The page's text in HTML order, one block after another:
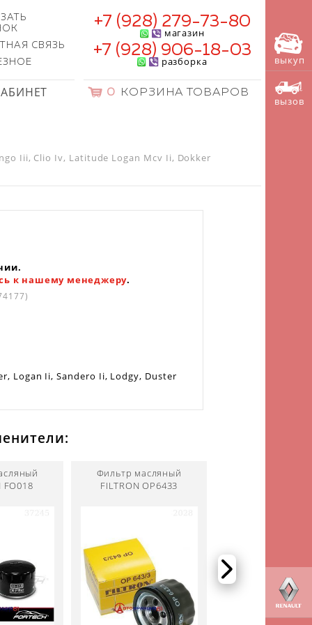
СВЯЗЬ
+7 (928) 279-73-80
магазин
+7 (928) 906-18-03
разборка
0 КОРЗИНА ТОВАРОВ
Iii, Clio Iv, Latitude Logan Mcv Ii, Dokker
к нашему менеджеру.
Logan Ii, Sandero Ii, Lodgy, Duster
FO018
Фильтр масляный
FILTRON OP6433
выкуп
вызов